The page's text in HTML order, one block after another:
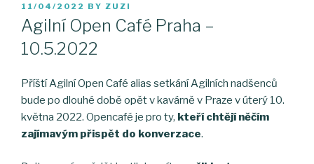
POSTED
ON
11/04/2022 BY ZUZI
Agilní Open Café Praha –
10.5.2022
Příští Agilní Open Café alias setkání Agilních nadšenců
bude po dlouhé době opět v kavárně v Praze v úterý 10.
května 2022. Opencafé je pro ty, kteří chtějí něčím
zajímavým přispět do konverzace.